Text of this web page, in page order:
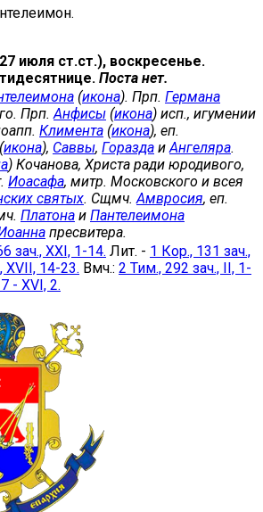
июля ст.ст.), воскресенье.
Поста нет.
(икона). Прп. Германа
Прп. Анфисы (икона) исп., игумении
Климента (икона), еп.
(икона), Саввы, Горазда и Ангеляра.
) Кочанова, Христа ради юродивого,
Иоасафа, митр. Московского и всея
святых. Сщмч. Амвросия, еп.
Платона и Пантелеимона
пресвитера.
зач., XXI, 1-14. Лит. - 1 Кор., 131 зач.,
XVII, 14-23. Вмч.: 2 Тим., 292 зач., II, 1-
- XVI, 2.